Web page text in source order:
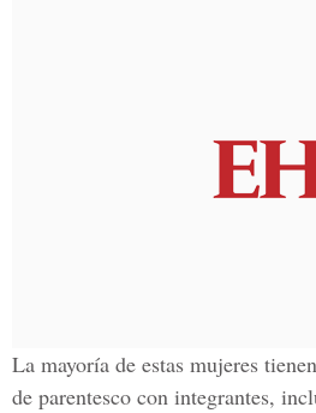
La mayoría de estas mujeres
de parentesco con integrantes,